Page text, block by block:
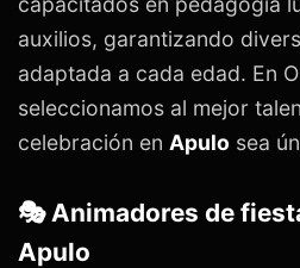
auxilios, garantizando
adaptada a cada edad. En
seleccionamos al mejor
celebración en Apulo sea
🎭 Animadores de
Apulo